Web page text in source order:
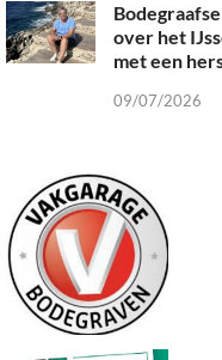
over het
met een
09/07/2026